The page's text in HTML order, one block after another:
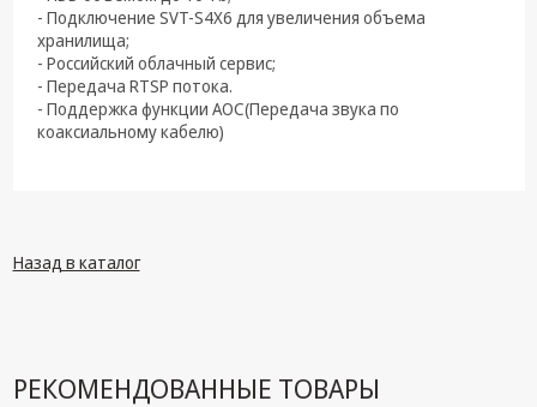
Компьютерные
комплектующие
Системы
безопасности
- Подключение SVT-S4X6 для увеличения объема
хранилища;
- Российский облачный сервис;
- Передача RTSP потока.
- Поддержка функции АОС(Передача звука по
коаксиальному кабелю)
Назад в каталог
РЕКОМЕНДОВАННЫЕ ТОВАРЫ